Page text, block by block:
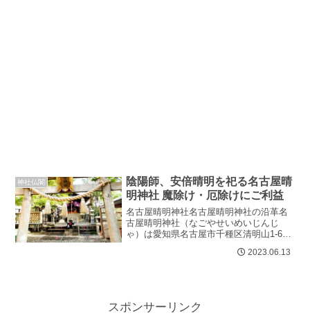
神社仏閣
陰陽師、安倍晴明を祀る名古屋晴
明神社 魔除け・厄除けにご利益
名古屋晴明神社名古屋晴明神社の沿革名
古屋晴明神社（なごやせいめいじんじ
ゃ）は愛知県名古屋市千種区清明山1-6に
倍晴明(安倍晴明では無くその一...2023.06.13
スポンサーリンク